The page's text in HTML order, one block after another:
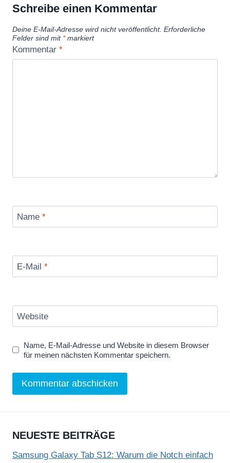
Schreibe einen Kommentar
Deine E-Mail-Adresse wird nicht veröffentlicht. Erforderliche
Felder sind mit *markiert
Kommentar *
Name *
E-Mail *
Website
Name, E-Mail-Adresse und Website in diesem Browser
für meinen nächsten Kommentar speichern.
NEUESTE BEITRÄGE
Samsung Galaxy Tab S12: Warum die Notch einfach